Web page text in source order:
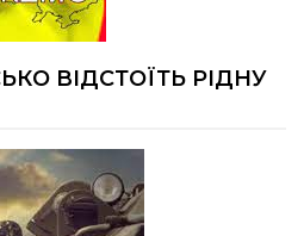
– це командна робота”.
спеціалістом відділу освіти
ради Володимиром
в Східницькій громаді
ВІДСТОЇТЬ РІДНУ